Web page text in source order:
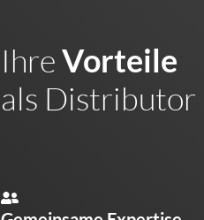
IhreVorteile
als Distributor